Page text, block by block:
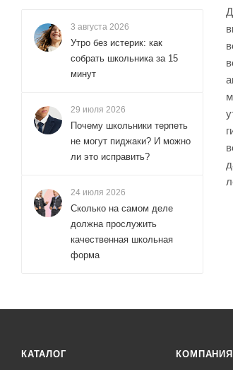
3 августа 2026
Утро без истерик: как
собрать школьника за 15
минут
29 июля 2026
Почему школьники терпеть
не могут пиджаки? И можно
ли это исправить?
24 июля 2026
Сколько на самом деле
должна прослужить
качественная школьная
форма
КАТАЛОГ КОМПАНИЯ